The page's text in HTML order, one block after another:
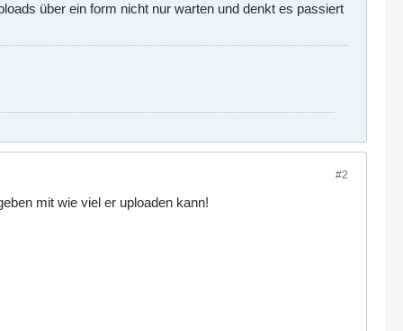
über ein form nicht nur warten und denkt es passiert
#2
mit wie viel er uploaden kann!